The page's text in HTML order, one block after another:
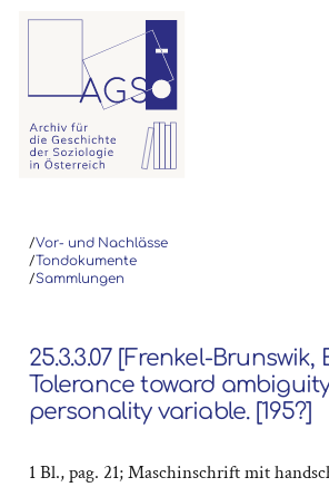
/Vor- und Nachlässe
/Tondokumente
/Sammlungen
25.3.3.07 [Frenkel-Brunswik,
Tolerance toward
personality variable. [195?]
1 Bl., pag. 21; Maschinschrift mit